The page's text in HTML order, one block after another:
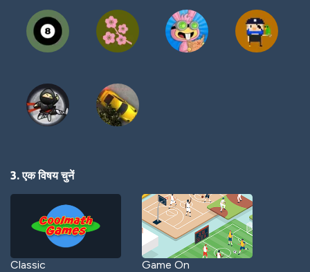
3. एक विषय चुनें
Classic Game On